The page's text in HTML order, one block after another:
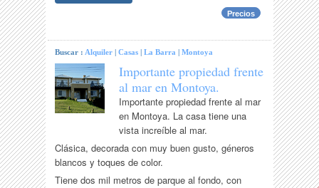
Precios
Buscar : Alquiler |Casas |La Barra |Montoya
Importante propiedad frente
al mar en Montoya.
Importante propiedad frente al mar
en Montoya. La casa tiene una
vista increíble al mar.
Clásica, decorada con muy buen gusto, géneros
blancos y toques de color.
Tiene dos mil metros de parque al fondo, con